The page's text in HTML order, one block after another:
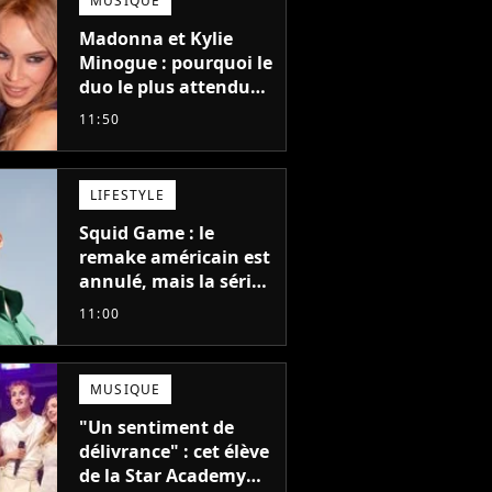
Exclusif - Nikos Aliagas
Madonna et Kylie
Minogue : pourquoi le
duo le plus attendu
de la pop a mis 25 ans
11:50
LIFESTYLE
Squid Game : le
remake américain est
annulé, mais la série
la plus vue sur Netflix
version française
11:00
MUSIQUE
"Un sentiment de
délivrance" : cet élève
de la Star Academy